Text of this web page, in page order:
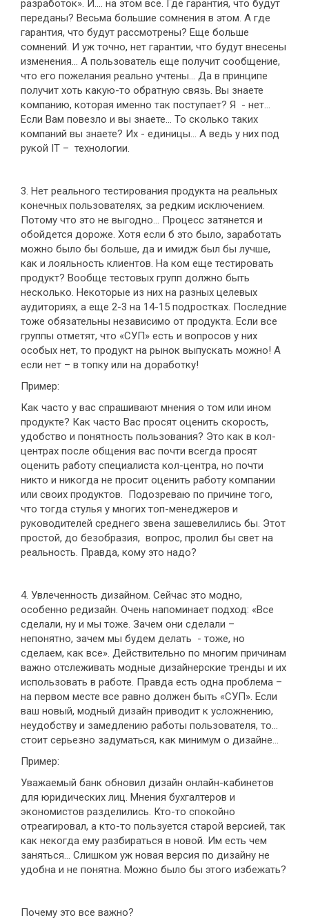
разработок». И…. на этом все. Где гарантия, что будут
переданы? Весьма большие сомнения в этом. А где
гарантия, что будут рассмотрены? Еще больше
сомнений. И уж точно, нет гарантии, что будут внесены
изменения… А пользователь еще получит сообщение,
что его пожелания реально учтены… Да в принципе
получит хоть какую-то обратную связь. Вы знаете
компанию, которая именно так поступает? Я - нет…
Если Вам повезло и вы знаете… То сколько таких
компаний вы знаете? Их - единицы… А ведь у них под
рукой IT – технологии.
3. Нет реального тестирования продукта на реальных
конечных пользователях, за редким исключением.
Потому что это не выгодно… Процесс затянется и
обойдется дороже. Хотя если б это было, заработать
можно было бы больше, да и имидж был бы лучше,
как и лояльность клиентов. На ком еще тестировать
продукт? Вообще тестовых групп должно быть
несколько. Некоторые из них на разных целевых
аудиториях, а еще 2-3 на 14-15 подростках. Последние
тоже обязательны независимо от продукта. Если все
группы отметят, что «СУП» есть и вопросов у них
особых нет, то продукт на рынок выпускать можно! А
если нет – в топку или на доработку!
Пример:
Как часто у вас спрашивают мнения о том или ином
продукте? Как часто Вас просят оценить скорость,
удобство и понятность пользования? Это как в кол-
центрах после общения вас почти всегда просят
оценить работу специалиста кол-центра, но почти
никто и никогда не просит оценить работу компании
или своих продуктов. Подозреваю по причине того,
что тогда стулья у многих топ-менеджеров и
руководителей среднего звена зашевелились бы. Этот
простой, до безобразия, вопрос, пролил бы свет на
реальность. Правда, кому это надо?
4. Увлеченность дизайном. Сейчас это модно,
особенно редизайн. Очень напоминает подход: «Все
сделали, ну и мы тоже. Зачем они сделали –
непонятно, зачем мы будем делать - тоже, но
сделаем, как все». Действительно по многим причинам
важно отслеживать модные дизайнерские тренды и их
использовать в работе. Правда есть одна проблема –
на первом месте все равно должен быть «СУП». Если
ваш новый, модный дизайн приводит к усложнению,
неудобству и замедлению работы пользователя, то…
стоит серьезно задуматься, как минимум о дизайне…
Пример:
Уважаемый банк обновил дизайн онлайн-кабинетов
для юридических лиц. Мнения бухгалтеров и
экономистов разделились. Кто-то спокойно
отреагировал, а кто-то пользуется старой версией, так
как некогда ему разбираться в новой. Им есть чем
заняться… Слишком уж новая версия по дизайну не
удобна и не понятна. Можно было бы этого избежать?
Почему это все важно?